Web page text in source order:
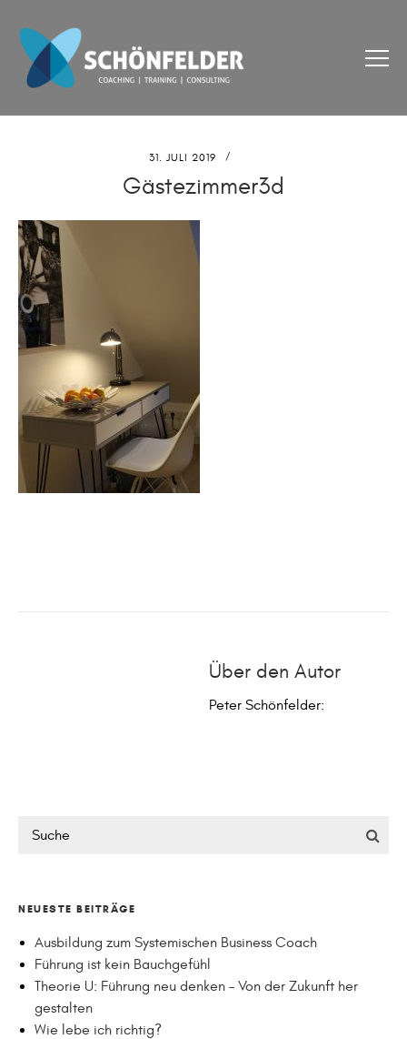
31. JULI 2019
Gästezimmer3d
Über den Autor
Peter Schönfelder:
NEUESTE BEITRÄGE
Ausbildung zum Systemischen Business Coach
Führung ist kein Bauchgefühl
Theorie U: Führung neu denken – Von der Zukunft her
gestalten
Wie lebe ich richtig?